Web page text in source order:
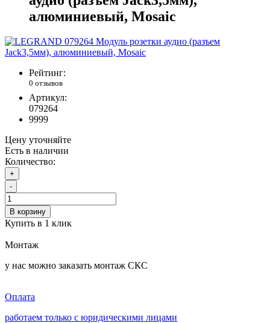
алюминиевый, Mosaic
Рейтинг:
0 отзывов
Артикул:
079264
9999
Цену уточняйте
Есть в наличии
Количество:
+
-
В корзину
Купить в 1 клик
Монтаж
у нас можно заказать монтаж СКС
Оплата
работаем только с юридическими лицами